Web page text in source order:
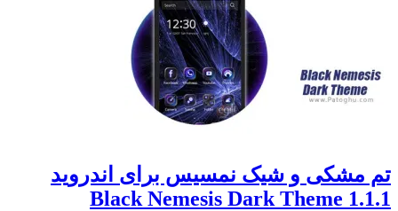
و شیک نمسیس برای اندروید